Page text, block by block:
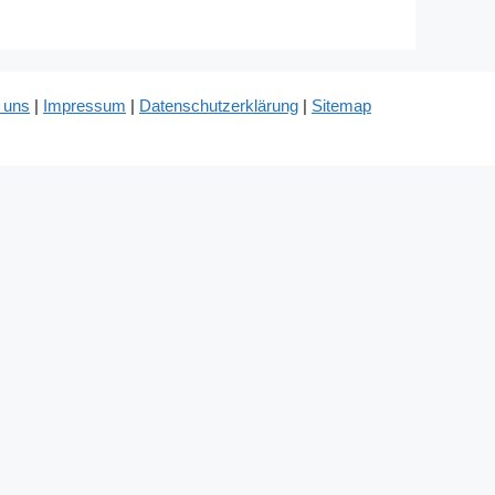
| Impressum | Datenschutzerklärung | Sitemap